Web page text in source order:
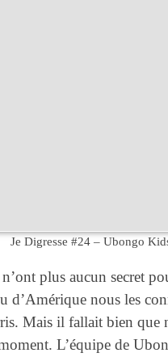
Je Digresse #24 – Ubongo
plus aucun secret
d’Amérique nous les
Mais il fallait bien que
L’équipe de